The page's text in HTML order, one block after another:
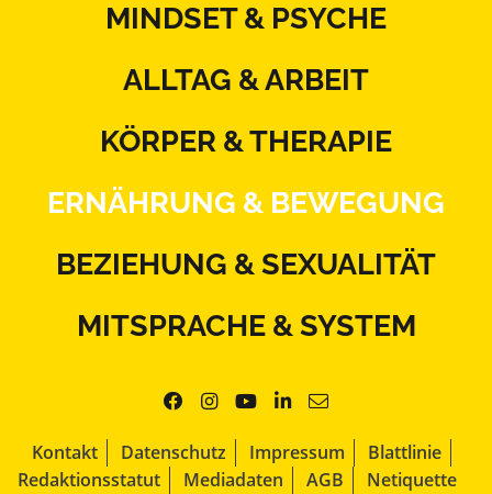
MINDSET & PSYCHE
ALLTAG & ARBEIT
KÖRPER & THERAPIE
ERNÄHRUNG & BEWEGUNG
BEZIEHUNG & SEXUALITÄT
MITSPRACHE & SYSTEM
Kontakt Datenschutz Impressum
Blattlinie
Redaktionsstatut
Mediadaten AGB Netiquette